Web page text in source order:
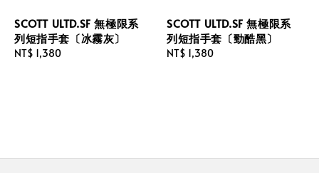
SCOTT ULTD.SF 無極限系
列短指手套〔冰霧灰〕
Regular
NT$ 1,380
SCOTT ULTD.SF 無極限系
列短指手套〔勁酷黑〕
Regular
NT$ 1,380